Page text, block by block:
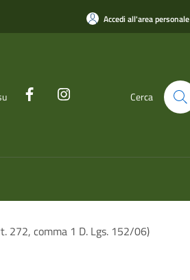
Accedi all'area personale
Cerca
272, comma 1 D. Lgs. 152/06)